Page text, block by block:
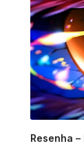
Resenha